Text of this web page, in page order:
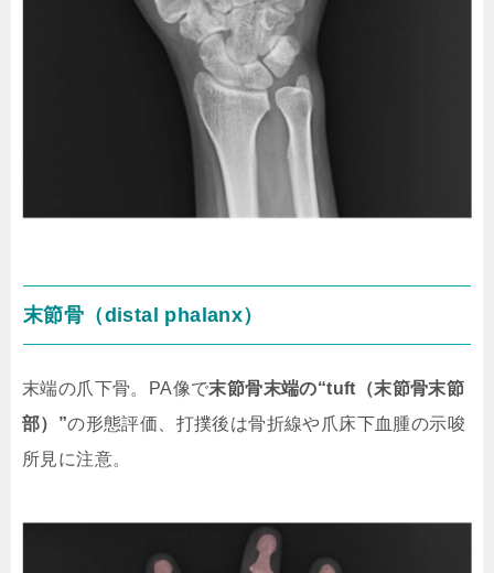
末節骨（distal phalanx）
末端の爪下骨。PA像で末節骨末端の“tuft（末節骨末節
部）”の形態評価、打撲後は骨折線や爪床下血腫の示唆
所見に注意。